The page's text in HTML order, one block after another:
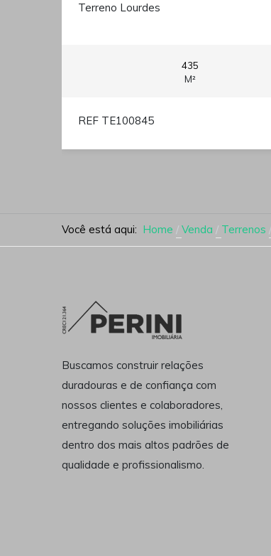
Terreno Lourdes
435
M²
REF TE100845
Você está aqui: Home Venda Terrenos
Buscamos construir relações
duradouras e de confiança com
nossos clientes e colaboradores,
entregando soluções imobiliárias
dentro dos mais altos padrões de
qualidade e profissionalismo.